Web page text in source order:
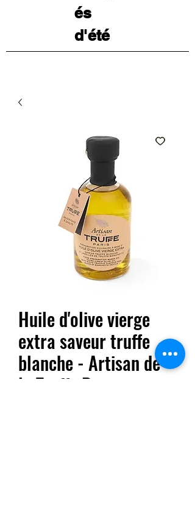
és
d'été
Huile d'olive vierge
extra saveur truffe
blanche - Artisan de
la Truffe Par